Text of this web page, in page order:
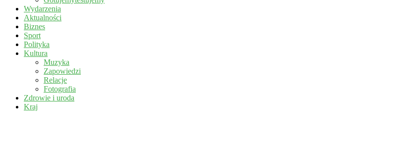
Wydarzenia
Aktualności
Biznes
Sport
Polityka
Kultura
Muzyka
Zapowiedzi
Relacje
Fotografia
Zdrowie i uroda
Kraj